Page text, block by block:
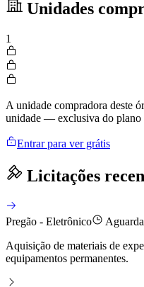
Unidades
1
A unidade compradora deste
unidade — exclusiva do plano
Entrar para ver grátis
Licitações
Pregão - Eletrônico
Aquisição de materiais de
equipamentos permanentes.